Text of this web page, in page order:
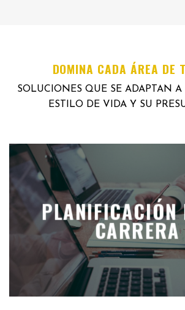
DOMINA CADA ÁREA DE
SOLUCIONES QUE SE ADAPTAN A
ESTILO DE VIDA Y SU
PLANIFICACIÓN
CARRERA